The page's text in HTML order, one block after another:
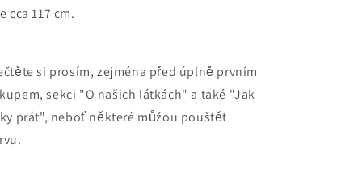
cca 117 cm.
si prosím, zejména před úplně prvním
sekci "O našich látkách" a také "Jak
prát", neboť některé můžou pouštět